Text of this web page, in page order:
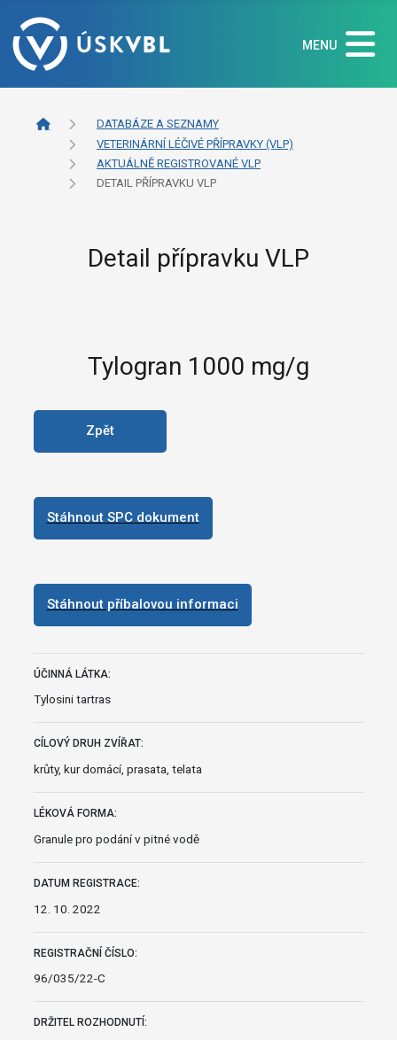
MENU
DATABÁZE A SEZNAMY
VETERINÁRNÍ LÉČIVÉ PŘÍPRAVKY (VLP)
AKTUÁLNĚ REGISTROVANÉ VLP
DETAIL PŘÍPRAVKU VLP
Detail přípravku VLP
Tylogran 1000 mg/g
Zpět
Stáhnout SPC dokument
Stáhnout příbalovou informaci
ÚČINNÁ LÁTKA:
Tylosini tartras
CÍLOVÝ DRUH ZVÍŘAT:
krůty, kur domácí, prasata, telata
LÉKOVÁ FORMA:
Granule pro podání v pitné vodě
DATUM REGISTRACE:
12. 10. 2022
REGISTRAČNÍ ČÍSLO:
96/035/22-C
DRŽITEL ROZHODNUTÍ: